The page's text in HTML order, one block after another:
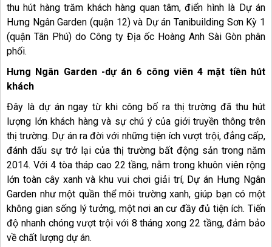
thu hút hàng trăm khách hàng quan tâm, điển hình là Dự án
Hưng Ngân Garden (quận 12) và Dự án Tanibuilding Sơn Kỳ 1
(quận Tân Phú) do Công ty Địa ốc Hoàng Anh Sài Gòn phân
phối.
Hưng Ngân Garden -dự án 6 công viên 4 mặt tiền hút
khách
Đây là dự án ngay từ khi công bố ra thị trường đã thu hút
lượng lớn khách hàng và sự chú ý của giới truyền thông trên
thị trường. Dự án ra đời với những tiện ích vượt trội, đẳng cấp,
đánh dấu sự trở lại của thị trường bất động sản trong năm
2014. Với 4 tòa tháp cao 22 tầng, nằm trong khuôn viên rộng
lớn toàn cây xanh và khu vui chơi giải trí, Dự án Hưng Ngân
Garden như một quần thể môi trường xanh, giúp bạn có một
không gian sống lý tưởng, một nơi an cư đầy đủ tiện ích. Tiến
độ nhanh chóng vượt trội với 8 tháng xong 22 tầng, đảm bảo
về chất lượng dự án.